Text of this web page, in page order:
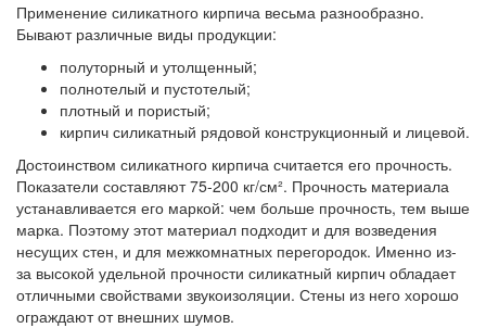
Применение силикатного кирпича весьма разнообразно.
Бывают различные виды продукции:
полуторный и утолщенный;
полнотелый и пустотелый;
плотный и пористый;
кирпич силикатный рядовой конструкционный и лицевой.
Достоинством силикатного кирпича считается его прочность.
Показатели составляют 75-200 кг/см². Прочность материала
устанавливается его маркой: чем больше прочность, тем выше
марка. Поэтому этот материал подходит и для возведения
несущих стен, и для межкомнатных перегородок. Именно из-
за высокой удельной прочности силикатный кирпич обладает
отличными свойствами звукоизоляции. Стены из него хорошо
ограждают от внешних шумов.